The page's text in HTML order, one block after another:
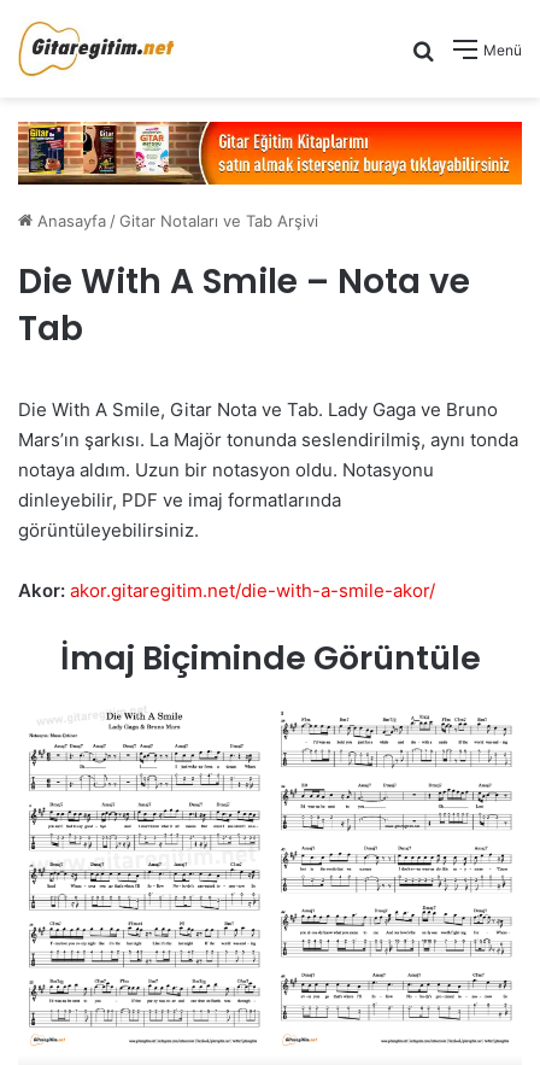
Menü
Arama yap
Anasayfa /Gitar Notaları ve Tab Arşivi
Die With A Smile – Nota ve
Tab
Die With A Smile, Gitar Nota ve Tab. Lady Gaga ve Bruno
Mars’ın şarkısı. La Majör tonunda seslendirilmiş, aynı tonda
notaya aldım. Uzun bir notasyon oldu. Notasyonu
dinleyebilir, PDF ve imaj formatlarında
görüntüleyebilirsiniz.
Akor: akor.gitaregitim.net/die-with-a-smile-akor/
İmaj Biçiminde Görüntüle